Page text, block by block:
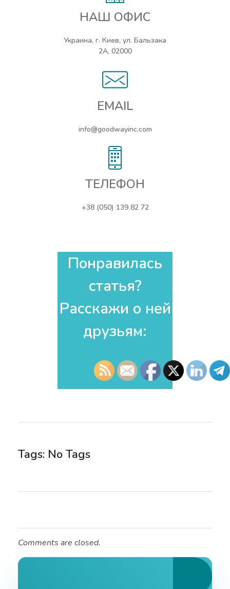
НАШ ОФИС
Украина, г. Киев, ул. Бальзака
2А, 02000
EMAIL
info@goodwayinc.com
ТЕЛЕФОН
+38 (050) 139 82 72
Понравилась
статья?
Расскажи о ней
друзьям:​
Tags: No Tags
Comments are closed.